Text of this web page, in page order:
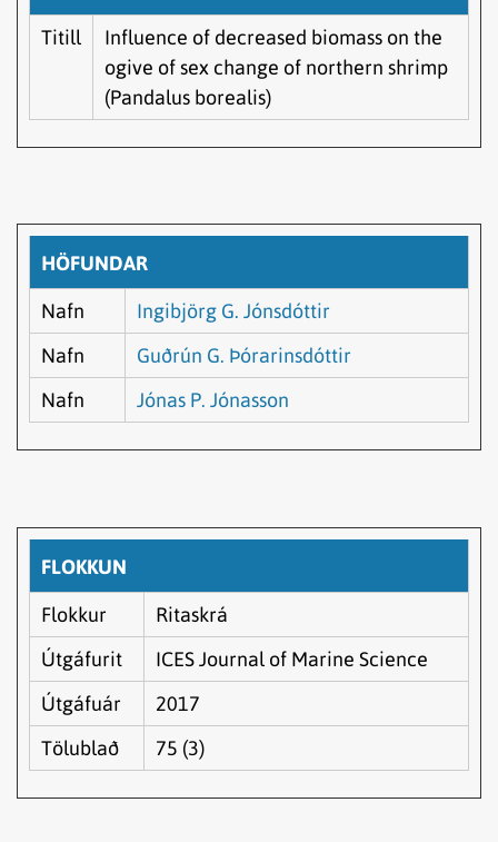
Titill
Influence of decreased biomass on the
ogive of sex change of northern shrimp
(Pandalus borealis)
HÖFUNDAR
Nafn
Ingibjörg G. Jónsdóttir
Nafn
Guðrún G. Þórarinsdóttir
Nafn
Jónas P. Jónasson
FLOKKUN
Flokkur
Ritaskrá
Útgáfurit
ICES Journal of Marine Science
Útgáfuár
2017
Tölublað
75 (3)